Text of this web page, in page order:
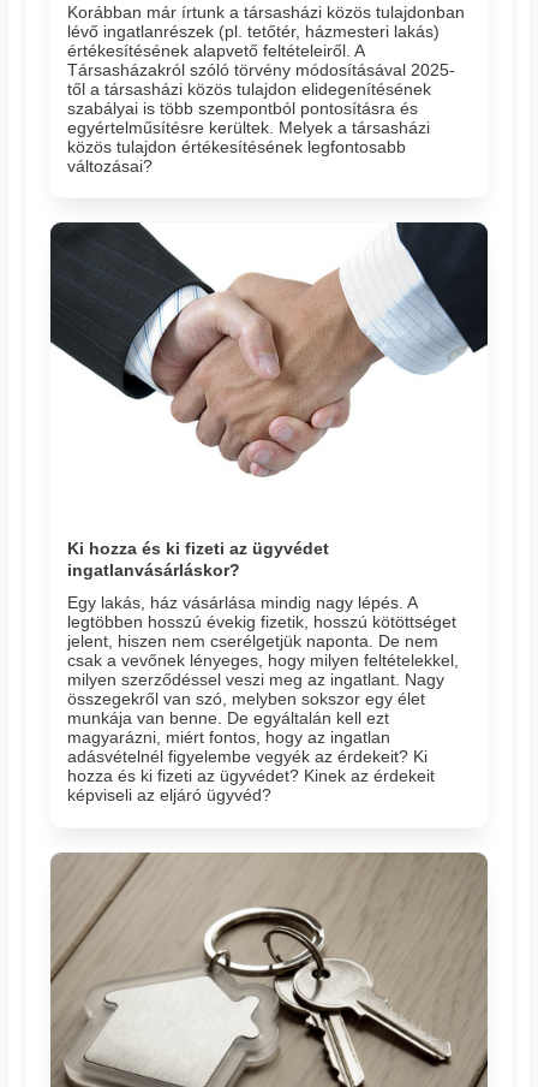
Korábban már írtunk a társasházi közös tulajdonban
lévő ingatlanrészek (pl. tetőtér, házmesteri lakás)
értékesítésének alapvető feltételeiről. A
Társasházakról szóló törvény módosításával 2025-
től a társasházi közös tulajdon elidegenítésének
szabályai is több szempontból pontosításra és
egyértelműsítésre kerültek. Melyek a társasházi
közös tulajdon értékesítésének legfontosabb
változásai?
Ki hozza és ki fizeti az ügyvédet
ingatlanvásárláskor?
Egy lakás, ház vásárlása mindig nagy lépés. A
legtöbben hosszú évekig fizetik, hosszú kötöttséget
jelent, hiszen nem cserélgetjük naponta. De nem
csak a vevőnek lényeges, hogy milyen feltételekkel,
milyen szerződéssel veszi meg az ingatlant. Nagy
összegekről van szó, melyben sokszor egy élet
munkája van benne. De egyáltalán kell ezt
magyarázni, miért fontos, hogy az ingatlan
adásvételnél figyelembe vegyék az érdekeit? Ki
hozza és ki fizeti az ügyvédet? Kinek az érdekeit
képviseli az eljáró ügyvéd?